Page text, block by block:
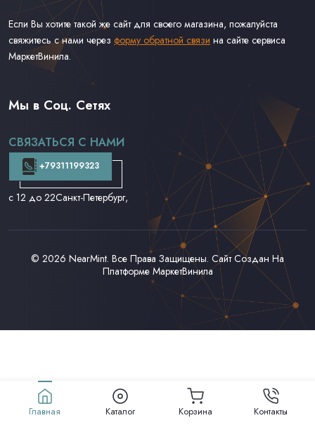
Если Вы хотите такой же сайт для своего магазина, пожалуйста
свяжитесь с нами через форму обратной связи на сайте сервиса
МаркетВинила.
Виниловые Пластинки
Доставка и Оплата
Контакты
Мы в Соц. Сетях
СВЯЗАТЬСЯ С НАМИ
+79311199323
с 12 до 22Санкт-Петербург,
© 2026 NearMint. Все Права Защищены. Сайт Создан На
Платформе МаркетВинила
Главная Каталог Корзина Контакты